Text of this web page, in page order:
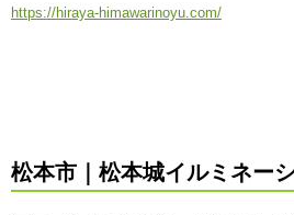
https://hiraya-himawarinoyu.com/
松本市｜松本城イルミネー